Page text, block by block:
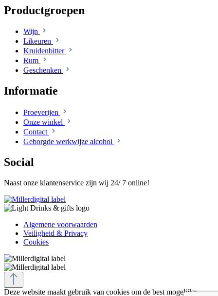
Productgroepen
Wijn
Likeuren
Kruidenbitter
Rum
Geschenken
Informatie
Proeverijen
Onze winkel
Contact
Geborgde werkwijze alcohol
Social
Naast onze klantenservice zijn wij 24/ 7 online!
Algemene voorwaarden
Veiligheid & Privacy
Cookies
Deze website maakt gebruik van cookies om de best mogelijke